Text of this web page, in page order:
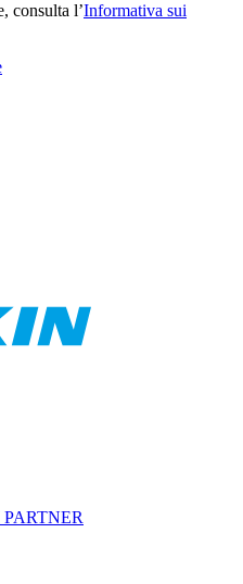
consulta l’Informativa sui